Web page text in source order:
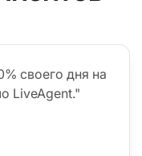
своего дня на
LiveAgent."